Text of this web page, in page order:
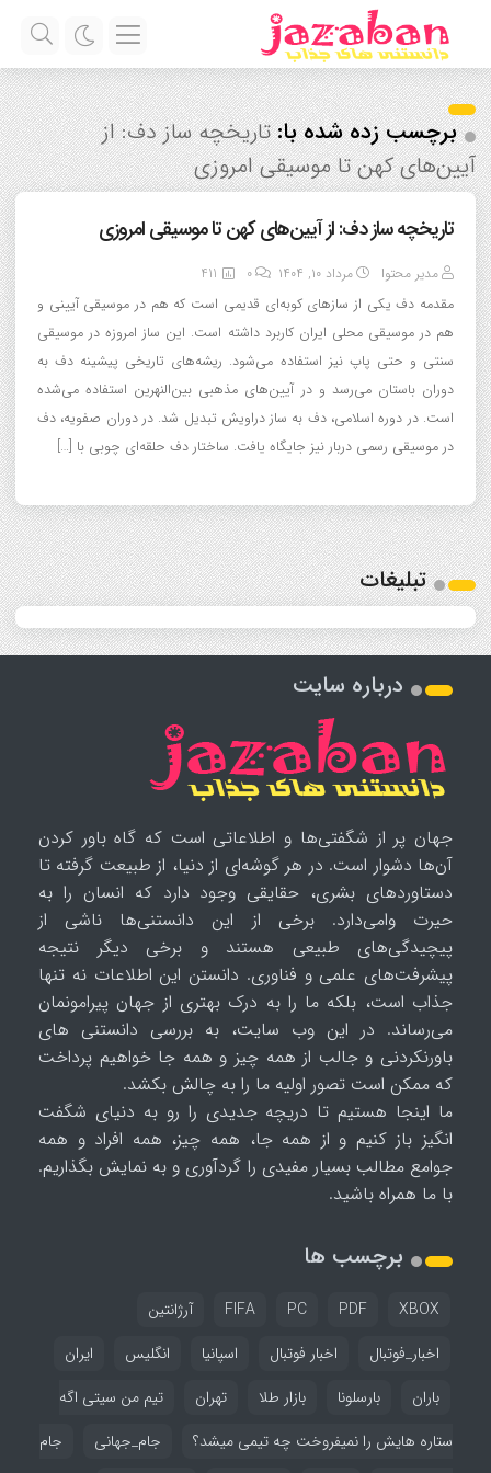
برچسب زده شده با:تاریخچه ساز دف: از
آیین‌های کهن تا موسیقی امروزی
تاریخچه ساز دف: از آیین‌های کهن تا موسیقی امروزی
مدیر محتوا مرداد ۱۰, ۱۴۰۴ 0
411
مقدمه دف یکی از سازهای کوبه‌ای قدیمی است که هم در موسیقی آیینی و
هم در موسیقی محلی ایران کاربرد داشته است. این ساز امروزه در موسیقی
سنتی و حتی پاپ نیز استفاده می‌شود. ریشه‌های تاریخی پیشینه دف به
دوران باستان می‌رسد و در آیین‌های مذهبی بین‌النهرین استفاده می‌شده
است. در دوره اسلامی، دف به ساز دراویش تبدیل شد. در دوران صفویه، دف
در موسیقی رسمی دربار نیز جایگاه یافت. ساختار دف حلقه‌ای چوبی با […]
تبلیغات
درباره سایت
جهان پر از شگفتی‌ها و اطلاعاتی است که گاه باور کردن
آن‌ها دشوار است. در هر گوشه‌ای از دنیا، از طبیعت گرفته تا
دستاوردهای بشری، حقایقی وجود دارد که انسان را به
حیرت وامی‌دارد. برخی از این دانستنی‌ها ناشی از
پیچیدگی‌های طبیعی هستند و برخی دیگر نتیجه
پیشرفت‌های علمی و فناوری. دانستن این اطلاعات نه تنها
جذاب است، بلکه ما را به درک بهتری از جهان پیرامونمان
می‌رساند. در این وب سایت، به بررسی دانستنی های
باورنکردنی و جالب از همه چیز و همه جا خواهیم پرداخت
که ممکن است تصور اولیه ما را به چالش بکشد.
ما اینجا هستیم تا دریچه جدیدی را رو به دنیای شگفت
انگیز باز کنیم و از همه جا، همه چیز، همه افراد و همه
جوامع مطالب بسیار مفیدی را گردآوری و به نمایش بگذاریم.
با ما همراه باشید.
برچسب ها
FIFA PC PDF XBOX
آرژانتین
اخبار_فوتبال
اخبار فوتبال اسپانیا انگلیس
ایران
باران
بارسلونا بازار طلا تهران
تیم من سیتی اگه
ستاره هایش را نمیفروخت چه تیمی میشد؟
جام_جهانی جام